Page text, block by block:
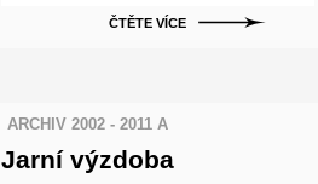
ČTĚTE VÍCE
ARCHIV 2002 - 2011 A
Jarní výzdoba